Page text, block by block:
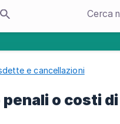
e cancellazioni
penali o costi